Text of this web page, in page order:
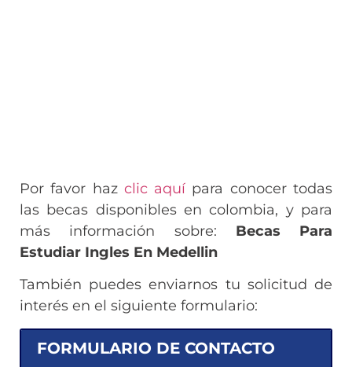
Por favor haz clic aquí para conocer todas
las becas disponibles en colombia, y para
más información sobre: Becas Para
Estudiar Ingles En Medellin
También puedes enviarnos tu solicitud de
interés en el siguiente formulario:
FORMULARIO DE CONTACTO